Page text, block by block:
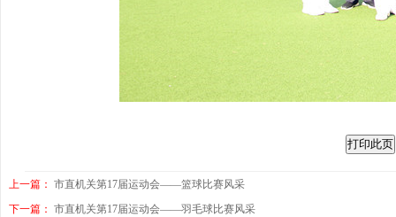
上一篇： 市直机关第17届运动会——篮球比赛风采
下一篇： 市直机关第17届运动会——羽毛球比赛风采